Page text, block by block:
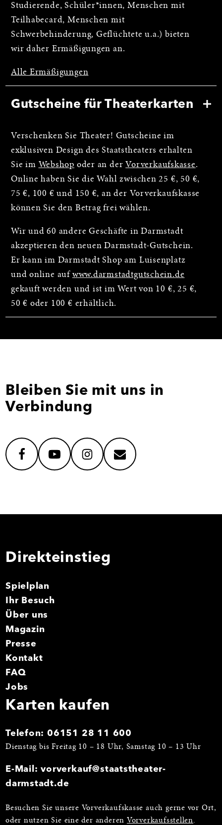
Studierende, Schüler*innen, Menschen mit
Teilhabecard, Menschen mit
Schwerbehinderung, Geflüchtete u.a.) bieten
wir daher Ermäßigungen an.
Alle Ermäßigungen
Gutscheine für Theaterkarten
Verschenken Sie Theater! Gutscheine im
exklusiven Design des Staatstheaters erhalten
Sie im Webshop oder an der Vorverkaufskasse.
Online haben Sie die Wahl zwischen 25 €, 50 €,
75 €, 100 € und 150 €, an der Vorverkaufskasse
können Sie den Betrag frei wählen.
Wir und 60 andere Geschäfte in Darmstadt
akzeptieren den neuen Darmstadt-Gutschein.
Er kann im Darmstadt Shop am Luisenplatz
und online auf www.darmstadtgutschein.de
gekauft werden und ist im Wert von 10 €, 25 €,
50 € oder 100 € erhältlich.
Bleiben Sie mit uns in
Verbindung
facebookyoutubeinstagrammail
Direkteinstieg
Spielplan
Ihr Besuch
Über uns
Magazin
Presse
Kontakt
FAQ
Jobs
Karten kaufen
Telefon:06151 28 11 600
Dienstag bis Freitag 10 – 18 Uhr, Samstag 10 – 13 Uhr
E-Mail:vorverkauf@staatstheater-
darmstadt.de
Besuchen Sie unsere Vorverkaufskasse auch gerne vor Ort,
oder nutzen Sie eine der anderen Vorverkaufsstellen.